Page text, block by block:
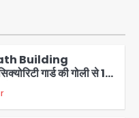
Delhi flight:
पॉजिटिव, 17 घायल;